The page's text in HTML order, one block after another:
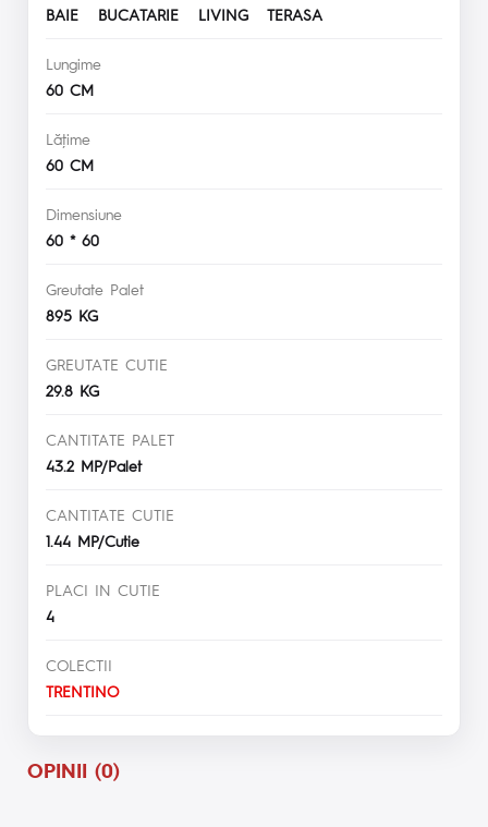
BAIE BUCATARIE LIVING TERASA
Lungime
60 CM
Lăţime
60 CM
Dimensiune
60 * 60
Greutate Palet
895 KG
GREUTATE CUTIE
29.8 KG
CANTITATE PALET
43.2 MP/Palet
CANTITATE CUTIE
1.44 MP/Cutie
PLACI IN CUTIE
4
COLECTII
TRENTINO
OPINII (0)